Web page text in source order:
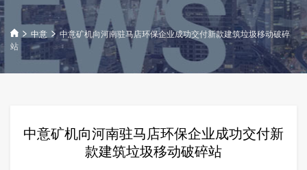
中意
中意矿机向河南驻马店环保企业成功交付新款建筑垃圾移动破碎
站
中意矿机向河南驻马店环保企业成功交付新
款建筑垃圾移动破碎站